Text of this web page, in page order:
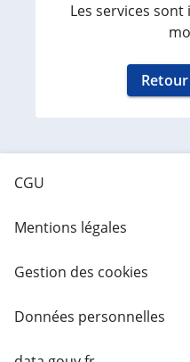
Les services
Retour
CGU
Mentions légales
Gestion des cookies
Données personnelles